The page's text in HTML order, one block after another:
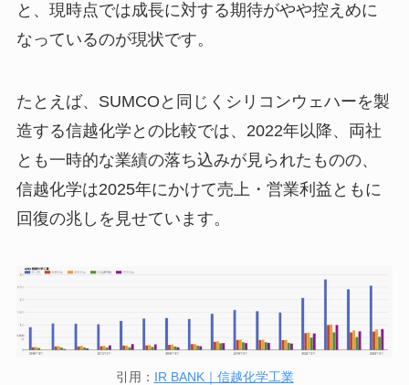
と、現時点では成長に対する期待がやや控えめに
なっているのが現状です。
たとえば、SUMCOと同じくシリコンウェハーを製
造する信越化学との比較では、2022年以降、両社
とも一時的な業績の落ち込みが見られたものの、
信越化学は2025年にかけて売上・営業利益ともに
回復の兆しを見せています。
引用： IR BANK｜信越化学工業